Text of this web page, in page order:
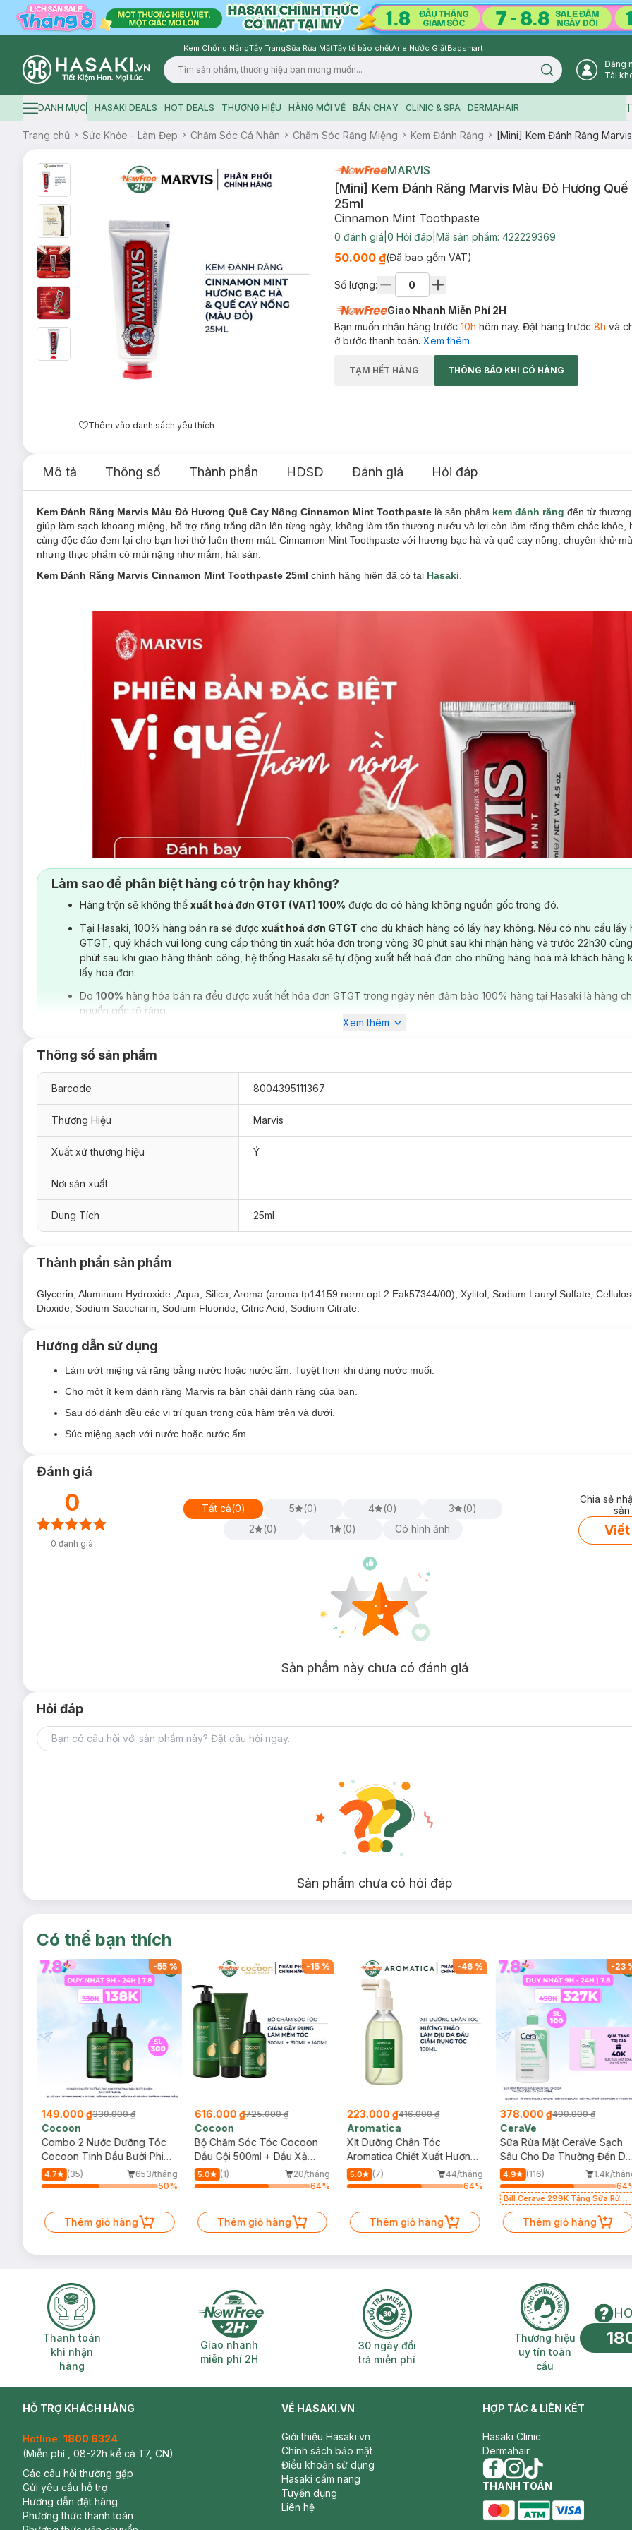
Kem Chống NắngTẩy TrangSữa Rửa MặtTẩy tế bào chếtArielNước GiặtBagsmart
Logo
Search icon
Đăng
Tài
Hamburger icon
DANH MỤC HASAKI DEALS HOT DEALS THƯƠNG HIỆU HÀNG MỚI VỀ BÁN CHẠY CLINIC & SPA DERMAHAIR
Trang chủ Sức Khỏe - Làm Đẹp Chăm Sóc Cá Nhân Chăm Sóc Răng Miệng Kem Đánh Răng [Mini] Kem Đánh Răng
Thêm vào danh sách yêu thích
MARVIS
[Mini] Kem Đánh Răng Marvis Màu Đỏ Hương Quế
25ml
Cinnamon Mint Toothpaste
0 đánh giá 0 Hỏi đáp Mã sản phẩm: 422229369
50.000 ₫(Đã bao gồm VAT)
Số lượng:
Giao Nhanh Miễn Phí 2H
Bạn muốn nhận hàng trước 10h hôm nay. Đặt hàng trước 8h và
ở bước thanh toán. Xem thêm
TẠM HẾT HÀNG THÔNG BÁO KHI CÓ HÀNG
Mô tả Thông số Thành phần HDSD Đánh giá Hỏi đáp
Kem Đánh Răng Marvis Màu Đỏ Hương Quế Cay Nồng Cinnamon Mint Toothpaste là sản phẩm kem đánh răng đến từ
giúp làm sạch khoang miệng, hỗ trợ răng trắng dần lên từng ngày, không làm tổn thương nướu và lợi còn làm răng thêm chắc khỏe,
cùng độc đáo đem lại cho bạn hơi thở luôn thơm mát. Cinnamon Mint Toothpaste với hương bạc hà và quế cay nồng, chuyên khử
nhưng thực phẩm có mùi nặng như mắm, hải sản.
Kem Đánh Răng Marvis Cinnamon Mint Toothpaste 25ml chính hãng hiện đã có tại Hasaki
Đối tượng s ử dụng Kem Đánh Răng Marvis Màu Đỏ Hương Quế Cay Nồng:
Người muốn khử mùi hôi miệng.
Răng bị vàng do hút thuốc, uống trà, cà phê.
Ưu thế nổi bậ t của Kem Đánh Răng Marvis Màu Đỏ Hương Quế Cay Nồng:
Mang lại hơi thở thơm mát, tránh các vết ố vàng trên răng khi sử dụng: cà phê, trà, thuốc lá.
Nhẹ nhàng lấy đi những mảng bám trong từng kẽ răng, làm sạch khoang miệng.
Làm răng trắng sáng lên từng ngày mà không hề làm tổn thương lợi và nướu.
Hạn sử dụng:
Làm sao để phân biệt hàng có trộn hay không?
Hàng trộn sẽ không thể xuất hoá đơn GTGT (VAT) 100% được do có hàng không nguồn gốc trong đó.
Tại Hasaki, 100% hàng bán ra sẽ được xuất hoá đơn GTGT cho dù khách hàng có lấy hay không. Nếu có nhu cầu lấy
GTGT, quý khách vui lòng cung cấp thông tin xuất hóa đơn trong vòng 30 phút sau khi nhận hàng và trước 22h30
phút sau khi giao hàng thành công, hệ thống Hasaki sẽ tự động xuất hết hoá đơn cho những hàng hoá mà khách hàng
lấy hoá đơn.
Do 100% hàng hóa bán ra đều được xuất hết hóa đơn GTGT trong ngày nên đảm bảo 100% hàng tại Hasaki là hàng
nguồn gốc rõ ràng.
Xem thêm
Thông số sản phẩm
Barcode 8004395111367
Thương Hiệu Marvis
Xuất xứ thương hiệu Ý
Nơi sản xuất
Dung Tích 25ml
Thành phần sản phẩm
Glycerin, Aluminum Hydroxide ,Aqua, Silica, Aroma (aroma tp14159 norm opt 2 Eak57344/00), Xylitol, Sodium Lauryl Sulfate,
Dioxide, Sodium Saccharin, Sodium Fluoride, Citric Acid, Sodium Citrate.
Hướng dẫn sử dụng
Làm ướt miệng và răng bằng nước hoặc nước ấm. Tuyệt hơn khi dùng nước muối.
Cho một ít kem đánh răng Marvis ra bàn chải đánh răng của bạn.
Sau đó đánh đều các vị trí quan trọng của hàm trên và dưới.
Súc miệng sạch với nước hoặc nước ấm.
Đánh giá
0
0 đánh giá
Tất cả(0) 5 (0) 4 (0) 3 (0)
2
(0) 1 (0) Có hình ảnh
Chia sẻ
Viết
Sản phẩm này chưa có đánh giá
Hỏi đáp
Sản phẩm chưa có hỏi đáp
Có thể bạn thích
-55%
149.000 ₫330.000 ₫
Cocoon
Combo 2 Nước Dưỡng Tóc
Cocoon Tinh Dầu Bưởi Phiên
Bản Mới 140ml
4.7 (35)
653/tháng
50%
Thêm giỏ hàng
-15 %
616.000 ₫725.000 ₫
Cocoon
Bộ Chăm Sóc Tóc Cocoon
Dầu Gội 500ml + Dầu Xả
310ml + Nước Dưỡng Tóc
Tinh Dầu Bưởi 140ml
5.0 (1)
20/tháng
64%
Thêm giỏ hàng
-46%
223.000 ₫416.000 ₫
Aromatica
Xịt Dưỡng Chân Tóc
Aromatica Chiết Xuất Hương
Thảo 100ml
5.0 (7)
44/tháng
64%
Thêm giỏ hàng
-23
378.000 ₫490.000 ₫
CeraVe
Sữa Rửa Mặt CeraVe Sạch
Sâu Cho Da Thường Đến Da
Dầu 473ml
4.9 (116)
1.4k/
64
Bill Cerave 299K Tặng Sữa Rửa
Mặt Cerave 30ml (SL có hạn)
Thêm giỏ hàng
Thanh toán khi nhận hàng
Thanh toán
khi nhận
hàng
Giao nhanh miễn phí 2H
Giao nhanh
miễn phí 2H
30 ngày đổi trả miễn phí
30 ngày đổi
trả miễn phí
Thương hiệu
Thương hiệu
uy tín toàn
cầu
HỖ TRỢ KHÁCH HÀNG
Hotline: 1800 6324
(Miễn phí , 08-22h kể cả T7, CN)
Các câu hỏi thường gặp
Gửi yêu cầu hỗ trợ
Hướng dẫn đặt hàng
Phương thức thanh toán
VỀ HASAKI.VN
Giới thiệu Hasaki.vn
Chính sách bảo mật
Điều khoản sử dụng
Hasaki cẩm nang
Tuyển dụng
Liên hệ
HỢP TÁC & LIÊN KẾT
Hasaki Clinic
Dermahair
facebook
instagram
tiktok
THANH TOÁN